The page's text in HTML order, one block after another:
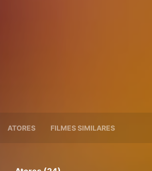
ATORES FILMES SIMILARES